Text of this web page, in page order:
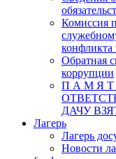
Комиссия
конфликта
Обратная
коррупции
П А М Я
ДАЧУ
Лагерь
Лагерь
Новости